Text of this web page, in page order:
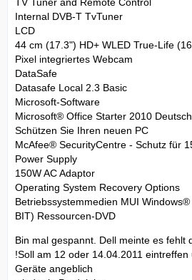
Internal DVB-T TvTuner
LCD
44 cm (17.3") HD+ WLED True-Life
Pixel integriertes Webcam
DataSafe
Datasafe Local 2.3 Basic
Microsoft-Software
Microsoft® Office Starter 2010 Deutsch
Schützen Sie Ihren neuen PC
McAfee® SecurityCentre - Schutz für
Power Supply
150W AC Adaptor
Operating System Recovery Options
Betriebssystemmedien MUI
BIT) Ressourcen-DVD
Bin mal gespannt. Dell meinte es fehlt
!Soll am 12 oder 14.04.2011
Geräte angeblich